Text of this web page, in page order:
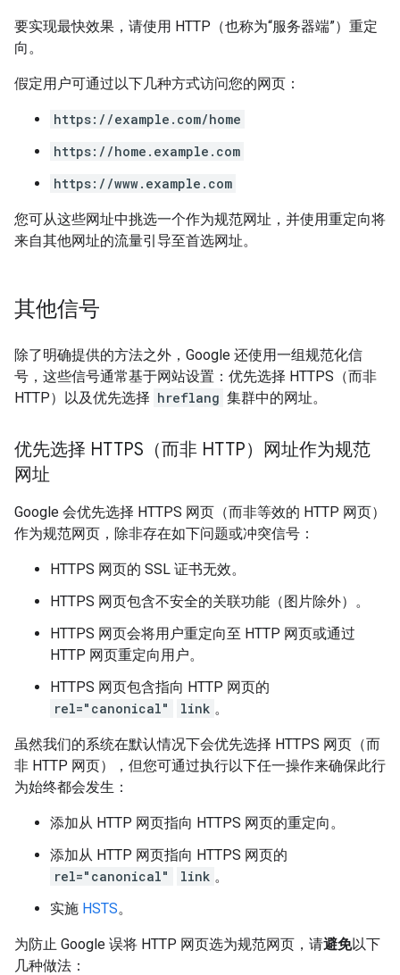
要实现最快效果，请使用 HTTP（也称为“服务器端”）重定
向。
假定用户可通过以下几种方式访问您的网页：
https://example.com/home
https://home.example.com
https://www.example.com
您可从这些网址中挑选一个作为规范网址，并使用重定向将
来自其他网址的流量引导至首选网址。
其他信号
除了明确提供的方法之外，Google 还使用一组规范化信
号，这些信号通常基于网站设置：优先选择 HTTPS（而非
HTTP）以及优先选择 hreflang 集群中的网址。
优先选择 HTTPS（而非 HTTP）网址作为规范
网址
Google 会优先选择 HTTPS 网页（而非等效的 HTTP 网页）
作为规范网页，除非存在如下问题或冲突信号：
HTTPS 网页的 SSL 证书无效。
HTTPS 网页包含不安全的关联功能（图片除外）。
HTTPS 网页会将用户重定向至 HTTP 网页或通过
HTTP 网页重定向用户。
HTTPS 网页包含指向 HTTP 网页的
rel="canonical"
link 。
虽然我们的系统在默认情况下会优先选择 HTTPS 网页（而
非 HTTP 网页），但您可通过执行以下任一操作来确保此行
为始终都会发生：
添加从 HTTP 网页指向 HTTPS 网页的重定向。
添加从 HTTP 网页指向 HTTPS 网页的
rel="canonical"
link 。
实施 HSTS。
为防止 Google 误将 HTTP 网页选为规范网页，请避免以下
几种做法：